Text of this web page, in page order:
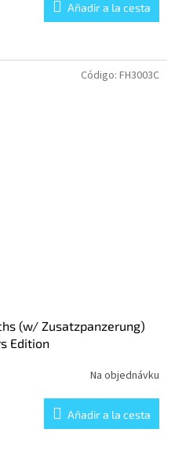
Añadir a la cesta
(w/ Zusatzpanzerung)
Edition
Na objednávku
Añadir a la cesta
Código: FH3003C